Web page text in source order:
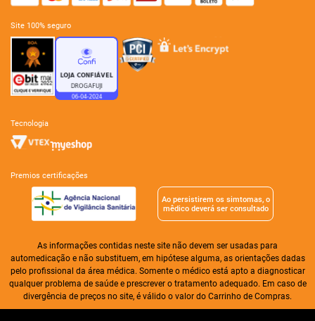
site 100% seguro
tecnologia
premios certificações
Ao persistirem os simtomas, o
mêdico deverá ser consultado
As informações contidas neste site não devem ser usadas para
automedicação e não substituem, em hipótese alguma, as orientações dadas
pelo profissional da área médica. Somente o médico está apto a diagnosticar
qualquer problema de saúde e prescrever o tratamento adequado. Em caso de
divergência de preços no site, é válido o valor do Carrinho de Compras.